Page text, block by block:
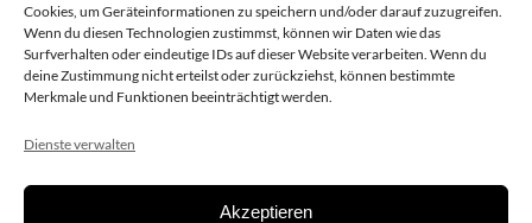
Cookies, um Geräteinformationen zu speichern und/oder darauf zuzugreifen.
Wenn du diesen Technologien zustimmst, können wir Daten wie das
Surfverhalten oder eindeutige IDs auf dieser Website verarbeiten. Wenn du
deine Zustimmung nicht erteilst oder zurückziehst, können bestimmte
Merkmale und Funktionen beeinträchtigt werden.
Dienste verwalten
Akzeptieren